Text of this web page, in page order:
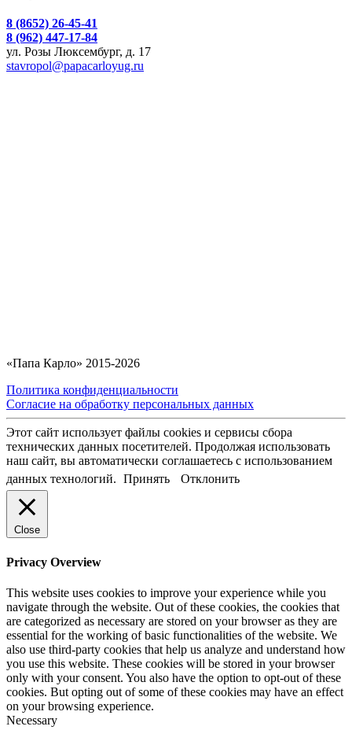
8 (8652) 26-45-41
8 (962) 447-17-84
ул. Розы Люксембург, д. 17
stavropol@papacarloyug.ru
«Папа Карло» 2015-2026
Политика конфиденциальности
Согласие на обработку персональных данных
Этот сайт использует файлы cookies и сервисы сбора
технических данных посетителей. Продолжая использовать
наш сайт, вы автоматически соглашаетесь с использованием
данных технологий. Принять Отклонить
Close
Privacy Overview
This website uses cookies to improve your experience while you
navigate through the website. Out of these cookies, the cookies that
are categorized as necessary are stored on your browser as they are
essential for the working of basic functionalities of the website. We
also use third-party cookies that help us analyze and understand how
you use this website. These cookies will be stored in your browser
only with your consent. You also have the option to opt-out of these
cookies. But opting out of some of these cookies may have an effect
on your browsing experience.
Necessary